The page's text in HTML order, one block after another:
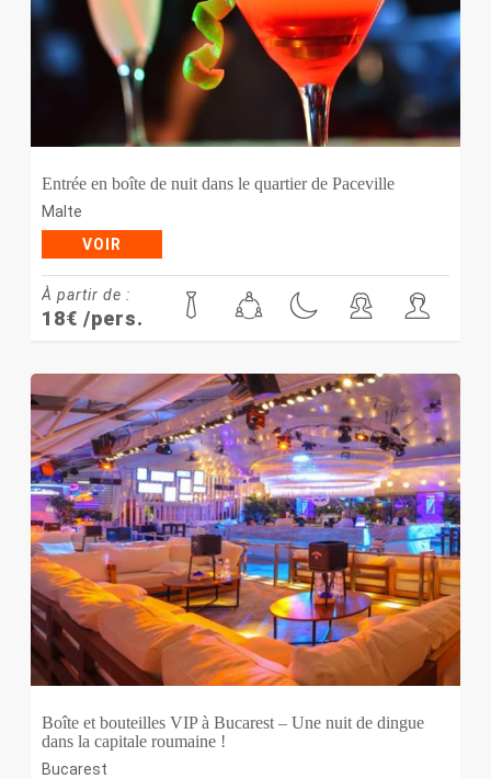
Entrée en boîte de nuit dans le quartier de Paceville
Malte
VOIR
À partir de :
18€ /pers.
Boîte et bouteilles VIP à Bucarest – Une nuit de dingue
dans la capitale roumaine !
Bucarest